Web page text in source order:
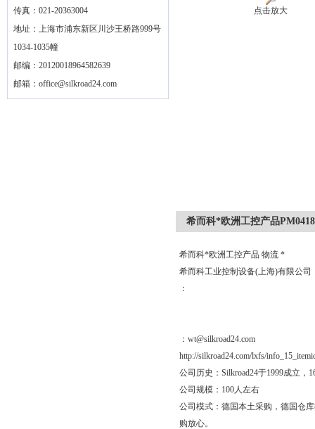
传真：021-20363004
地址：上海市浦东新区川沙王桥路999号
1034-1035幢
邮编：20120018964582639
邮箱： office@silkroad24.com
点击放大
希而科*欧洲工控产品
希而科*欧洲工控产品 物流 *
希而科工业控制设备(上海)有限公
：
：wt@silkroad24.com
http://silkroad24.com/lxfs/
公司历史：Silkroad24于1999成立
公司规模：100人左右
公司模式：德国本土采购，德国仓
购放心。